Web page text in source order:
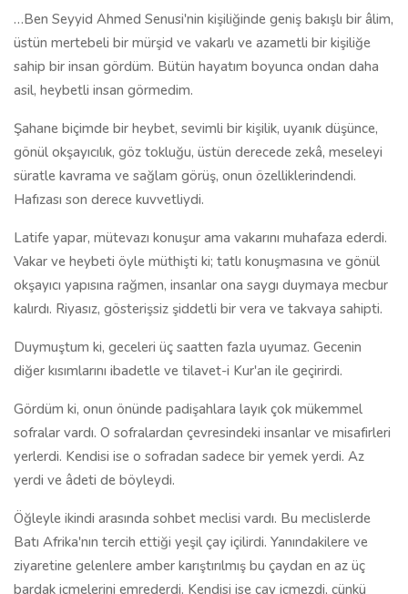
…Ben Seyyid Ahmed Senusi'nin kişiliğinde geniş bakışlı bir âlim,
üstün mertebeli bir mürşid ve vakarlı ve azametli bir kişiliğe
sahip bir insan gördüm. Bütün hayatım boyunca ondan daha
asil, heybetli insan görmedim.
Şahane biçimde bir heybet, sevimli bir kişilik, uyanık düşünce,
gönül okşayıcılık, göz tokluğu, üstün derecede zekâ, meseleyi
süratle kavrama ve sağlam görüş, onun özelliklerindendi.
Hafızası son derece kuvvetliydi.
Latife yapar, mütevazı konuşur ama vakarını muhafaza ederdi.
Vakar ve heybeti öyle müthişti ki; tatlı konuşmasına ve gönül
okşayıcı yapısına rağmen, insanlar ona saygı duymaya mecbur
kalırdı. Riyasız, gösterişsiz şiddetli bir vera ve takvaya sahipti.
Duymuştum ki, geceleri üç saatten fazla uyumaz. Gecenin
diğer kısımlarını ibadetle ve tilavet-i Kur'an ile geçirirdi.
Gördüm ki, onun önünde padişahlara layık çok mükemmel
sofralar vardı. O sofralardan çevresindeki insanlar ve misafirleri
yerlerdi. Kendisi ise o sofradan sadece bir yemek yerdi. Az
yerdi ve âdeti de böyleydi.
Öğleyle ikindi arasında sohbet meclisi vardı. Bu meclislerde
Batı Afrika'nın tercih ettiği yeşil çay içilirdi. Yanındakilere ve
ziyaretine gelenlere amber karıştırılmış bu çaydan en az üç
bardak içmelerini emrederdi. Kendisi ise çay içmezdi, çünkü